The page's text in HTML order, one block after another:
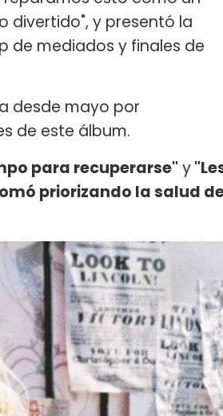
divertido", y presentó la
de mediados y finales de
desde mayo por
de este álbum.
para recuperarse" y
priorizando la salud